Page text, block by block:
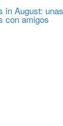
in August:
con amigos